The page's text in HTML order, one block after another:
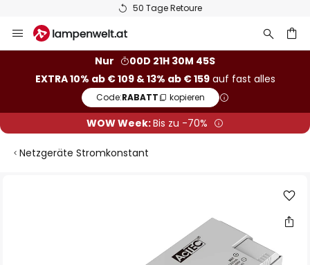
50 Tage Retoure
Inhalt
Nur
00D 21H 30M 44S
EXTRA 10% ab € 109 & 13% ab € 159auf fast alles
Code:RABATT kopieren
WOW Week:Bis zu -70%
Netzgeräte Stromkonstant